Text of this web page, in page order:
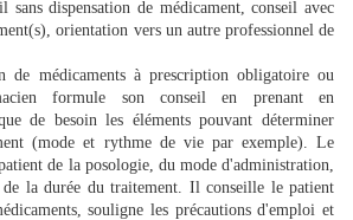
sans dispensation de médicament, conseil avec
orientation vers un autre professionnel de
de médicaments à prescription obligatoire ou
formule son conseil en prenant en
de besoin les éléments pouvant déterminer
(mode et rythme de vie par exemple). Le
de la posologie, du mode d'administration,
la durée du traitement. Il conseille le patient
souligne les précautions d'emploi et